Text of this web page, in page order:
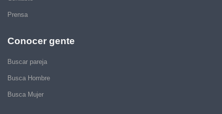
Prensa
Conocer gente
Buscar pareja
Busca Hombre
Busca Mujer